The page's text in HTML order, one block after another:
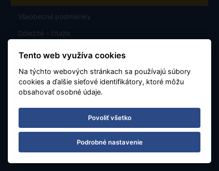
Všeobecné podmienky
Dôležité - čítajte
Karta stáleho klienta
Letiská a parkovanie
Tento web využíva cookies
Na týchto webových stránkach sa používajú súbory
cookies a ďalšie sieťové identifikátory, ktoré môžu
obsahovať osobné údaje.
Povoliť všetko
Podrobné nastavenie